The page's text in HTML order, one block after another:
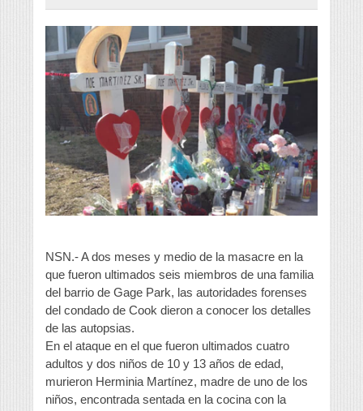
NSN.- A dos meses y medio de la masacre en la
que fueron ultimados seis miembros de una familia
del barrio de Gage Park, las autoridades forenses
del condado de Cook dieron a conocer los detalles
de las autopsias.
En el ataque en el que fueron ultimados cuatro
adultos y dos niños de 10 y 13 años de edad,
murieron Herminia Martínez, madre de uno de los
niños, encontrada sentada en la cocina con la